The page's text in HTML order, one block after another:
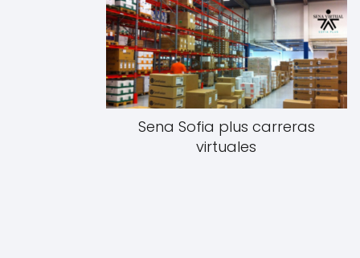
Sena Sofia plus carreras
virtuales